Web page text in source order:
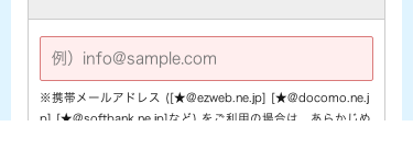
※携帯メールアドレス ([★@ezweb.ne.jp] [★@docomo.ne.j
p] [★@softbank.ne.jp]など) をご利用の場合は、あらかじめ